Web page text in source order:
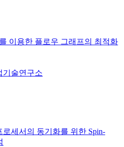
이용한 플로우 그래프의 최적화
기술연구소
세서의 동기화를 위한 Spin-